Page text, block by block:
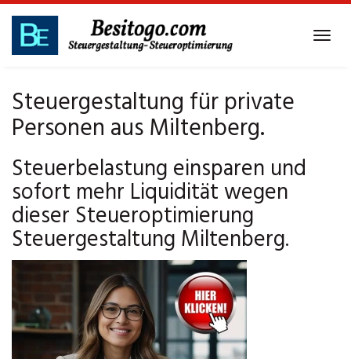
Skip
main
Steuergestaltung für private
Personen aus Miltenberg.
Steuerbelastung einsparen und
sofort mehr Liquidität wegen
dieser Steueroptimierung
Steuergestaltung Miltenberg.